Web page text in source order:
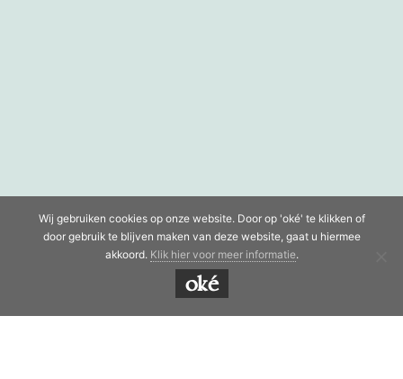
Wij gebruiken cookies op onze website. Door op 'oké' te klikken of
door gebruik te blijven maken van deze website, gaat u hiermee
akkoord. Klik hier voor meer informatie.
oké